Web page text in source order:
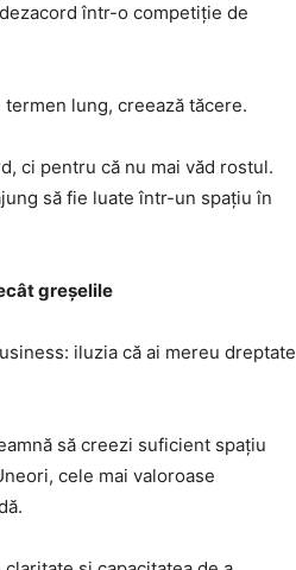
într-o competiție de
lung, creează tăcere.
ci pentru că nu mai văd rostul.
să fie luate într-un spațiu în
greșelile
iluzia că ai mereu dreptate
să creezi suficient spațiu
cele mai valoroase